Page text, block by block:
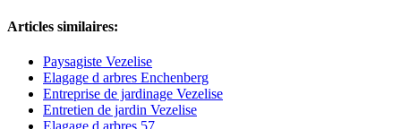
Articles similaires:
Paysagiste Vezelise
Elagage d arbres Enchenberg
Entreprise de jardinage Vezelise
Entretien de jardin Vezelise
Elagage d arbres 57